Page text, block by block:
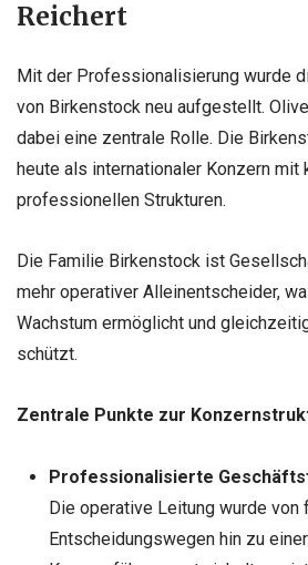
Reichert
Mit der Professionalisierung wurde
von Birkenstock neu aufgestellt.
dabei eine zentrale Rolle. Die
heute als internationaler Konzern mit
professionellen Strukturen.
Die Familie Birkenstock ist
mehr operativer Alleinentscheider,
Wachstum ermöglicht und
schützt.
Zentrale Punkte zur
Professionalisierte
Die operative Leitung wurde von
Entscheidungswegen hin zu